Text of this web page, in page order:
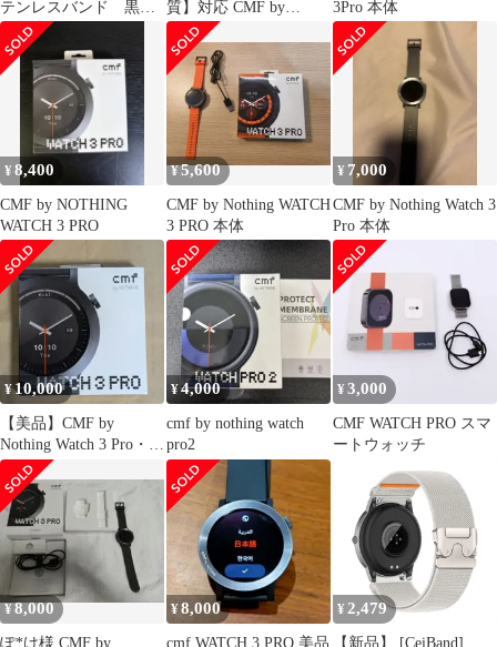
テンレスバンド 黒ブ
ラック
質】対応 CMF by
Nothing Watch Pro2 フイ
ルム Watch Pro2 ガラス
フィルム 保護フィルム
画面保護シート 液晶シ
ール カバー 液晶保護
ソフト 【 PET複合材
炭素繊維 3Dカバー 耐
衝撃 超薄 気
3Pro 本体
¥8,400
CMF by NOTHING
WATCH 3 PRO
¥5,600
CMF by Nothing WATCH
3 PRO 本体
¥ 7,000
CMF by Nothing Watch 3
Pro 本体
¥10,000
【美品】CMF by
Nothing Watch 3 Pro・ダ
ークグレー
¥4,000
cmf by nothing watch
pro2
¥3,000
CMF WATCH PRO スマ
ートウォッチ
¥8,000
ぽ*け様 CMF by
¥8,000
cmf WATCH 3 PRO 美品
¥ 2,479
【新品】 [CeiBand]